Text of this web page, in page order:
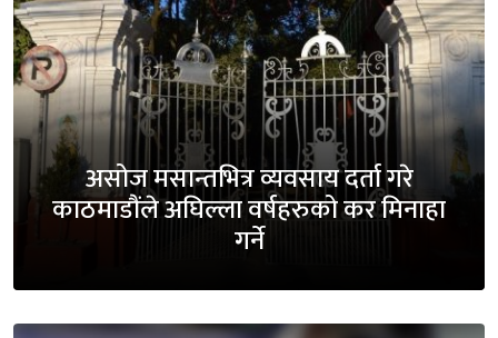
असोज मसान्तभित्र व्यवसाय दर्ता गरे
काठमाडौंले अघिल्ला वर्षहरुको कर मिनाहा
गर्ने